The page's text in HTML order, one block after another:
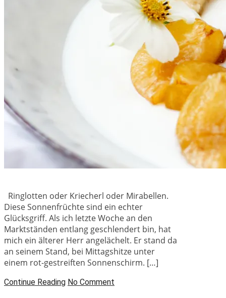
Ringlotten oder Kriecherl oder Mirabellen.
Diese Sonnenfrüchte sind ein echter
Glücksgriff. Als ich letzte Woche an den
Marktständen entlang geschlendert bin, hat
mich ein älterer Herr angelächelt. Er stand da
an seinem Stand, bei Mittagshitze unter
einem rot-gestreiften Sonnenschirm. […]
Continue Reading No Comment